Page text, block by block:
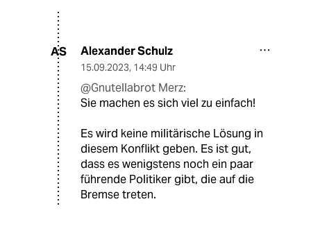
AS Alexander Schulz
15.09.2023, 14:49 Uhr
@Gnutellabrot Merz:
Sie machen es sich viel zu einfach!
Es wird keine militärische Lösung in
diesem Konflikt geben. Es ist gut,
dass es wenigstens noch ein paar
führende Politiker gibt, die auf die
Bremse treten.